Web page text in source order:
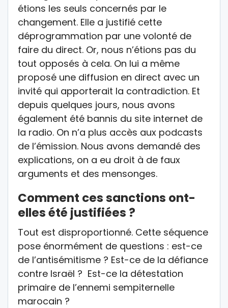
étions les seuls concernés par le
changement. Elle a justifié cette
déprogrammation par une volonté de
faire du direct. Or, nous n’étions pas du
tout opposés à cela. On lui a même
proposé une diffusion en direct avec un
invité qui apporterait la contradiction. Et
depuis quelques jours, nous avons
également été bannis du site internet de
la radio. On n’a plus accès aux podcasts
de l’émission. Nous avons demandé des
explications, on a eu droit à de faux
arguments et des mensonges.
Comment ces sanctions ont-
elles été justifiées ?
Tout est disproportionné. Cette séquence
pose énormément de questions : est-ce
de l’antisémitisme ? Est-ce de la défiance
contre Israël ? Est-ce la détestation
primaire de l’ennemi sempiternelle
marocain ?